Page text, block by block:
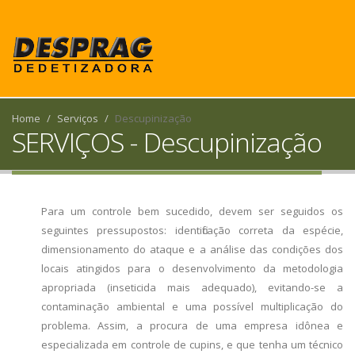
Home Serviços Descupinização
SERVIÇOS - Descupinização
Para um controle bem sucedido, devem ser seguidos os
seguintes pressupostos: identificação correta da espécie,
dimensionamento do ataque e a análise das condições dos
locais atingidos para o desenvolvimento da metodologia
apropriada (inseticida mais adequado), evitando-se a
contaminação ambiental e uma possível multiplicação do
problema. Assim, a procura de uma empresa idônea e
especializada em controle de cupins, e que tenha um técnico